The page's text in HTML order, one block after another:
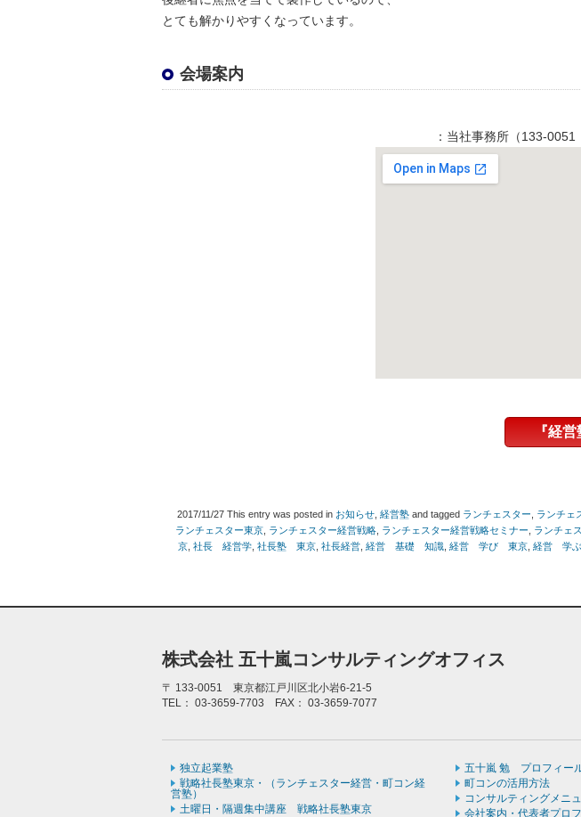
とても解かりやすくなっています。
会場案内
：当社事務所（133-
『経
2017/11/27 This entry was posted in お知らせ 経営塾 and tagged ランチェスター ランチェ
ランチェスター東京 ランチェスター経営戦略 ランチェスター経営戦略セミナー ランチェ
京 社長 経営学 社長塾 東京 社長経営 経営 基礎 知識 経営 学び 東京 経営 学ぶ
株式会社 五十嵐コンサルティングオフィス
〒 133-0051 東京都江戸川区北小岩6-21-5
TEL： 03-3659-7703 FAX： 03-3659-7077
独立起業塾
戦略社長塾東京・（ランチェスター経営・町コン経
営塾）
土曜日・隔週集中講座 戦略社長塾東京
五十嵐 勉 プロフィー
町コンの活用方法
コンサルティングメニ
会社案内・代表者プロ